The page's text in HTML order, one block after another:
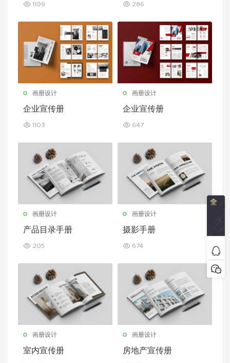
1109 286
画册设计
企业宣传册
1103
画册设计
企业宣传册
647
画册设计
产品目录手册
205
画册设计
摄影手册
674
画册设计
室内宣传册
画册设计
房地产宣传册